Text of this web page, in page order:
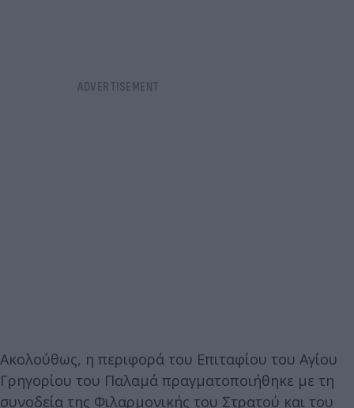
Ακολούθως, η περιφορά του Επιταφίου του Αγίου
Γρηγορίου του Παλαμά πραγματοποιήθηκε με τη
συνοδεία της Φιλαρμονικής του Στρατού και του